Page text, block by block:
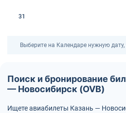
31
Выберите на Календаре нужную
Поиск и бронирование
— Новосибирск (OVB)
Ищете авиабилеты Казань —